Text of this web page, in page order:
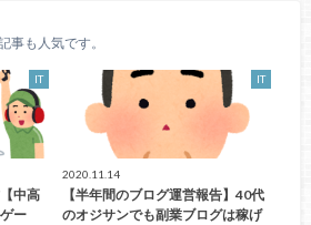
事も人気です。
IT
中高
ー
IT
2020.11.14
【半年間のブログ運営報告】40代
のオジサンでも副業ブログは稼げ